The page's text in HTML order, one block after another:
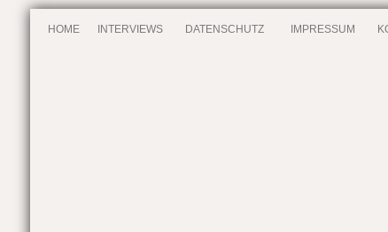
HOME INTERVIEWS DATENSCHUTZ IMPRESSUM